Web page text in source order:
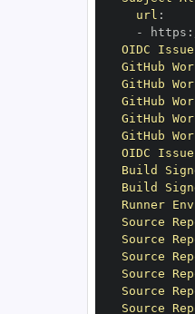
url :
-
https :
OIDC
GitHub
GitHub
GitHub
GitHub
GitHub
OIDC
Build
Build
Runner
Source
Source
Source
Source
Source
Source